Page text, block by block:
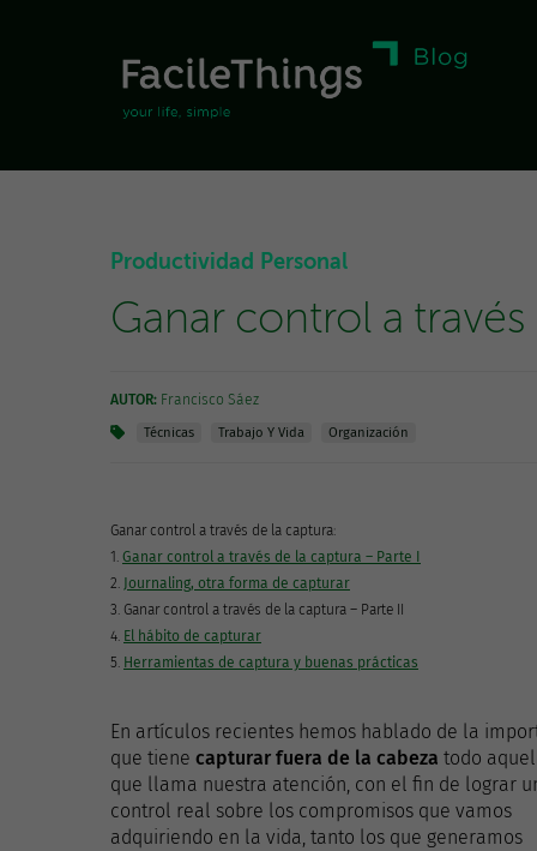
Productividad Personal
Ganar control a
AUTOR: Francisco Sáez
Técnicas Trabajo Y Vida Organización
Ganar control a través de la captura:
1. Ganar control a través de la captura – Parte I
2. Journaling, otra forma de capturar
3. Ganar control a través de la captura – Parte II
4. El hábito de capturar
5. Herramientas de captura y buenas prácticas
En artículos recientes hemos hablado de la
que tiene capturar fuera de la cabeza todo
que llama nuestra atención, con el fin de lograr
control real sobre los compromisos que vamos
adquiriendo en la vida, tanto los que generamos